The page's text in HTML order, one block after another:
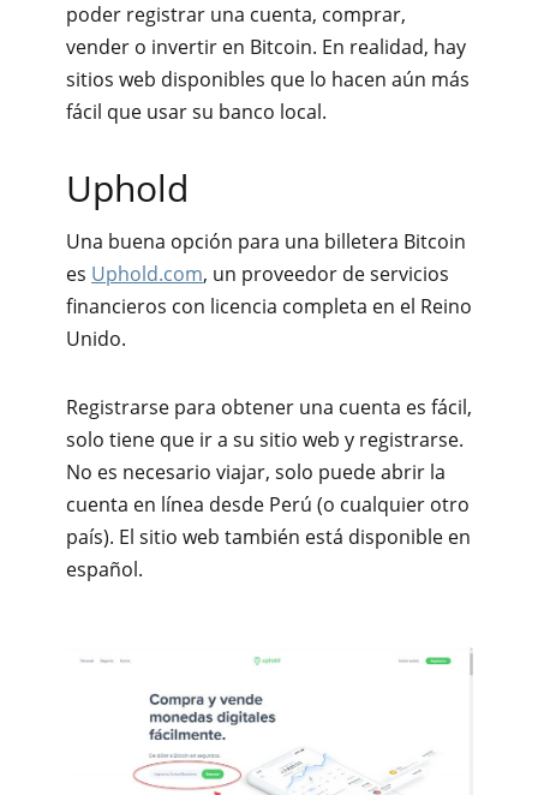
poder registrar una cuenta, comprar,
vender o invertir en Bitcoin. En realidad, hay
sitios web disponibles que lo hacen aún más
fácil que usar su banco local.
Uphold
Una buena opción para una billetera Bitcoin
es Uphold.com, un proveedor de servicios
financieros con licencia completa en el Reino
Unido.
Registrarse para obtener una cuenta es fácil,
solo tiene que ir a su sitio web y registrarse.
No es necesario viajar, solo puede abrir la
cuenta en línea desde Perú (o cualquier otro
país). El sitio web también está disponible en
español.